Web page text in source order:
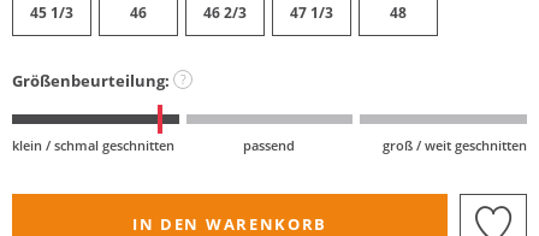
45 1/3 46 46 2/3 47 1/3 48
Größenbeurteilung: ?
klein / schmal geschnitten passend groß / weit geschnitten
IN DEN WARENKORB